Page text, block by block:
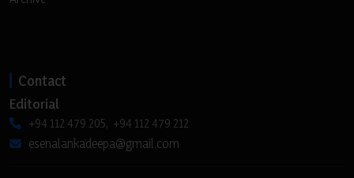
Contact
Editorial
+94 112 479 205, +94 112 479 212
esenalankadeepa@gmail.com